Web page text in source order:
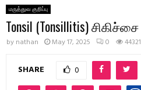
மருத்துவ குறிப்பு
Tonsil (Tonsillitis) சிகிச்சை
by nathan May 17, 2025 0 44321
SHARE 0